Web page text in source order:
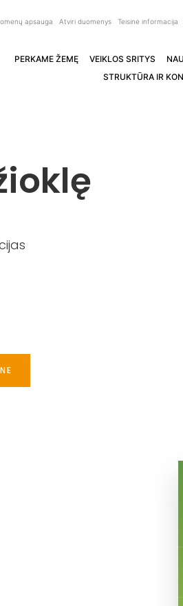
apsauga Atviri duomenys Teisinė informacija
PERKAME ŽEMĘ VEIKLOS SRITYS
STRUKTŪRA IR